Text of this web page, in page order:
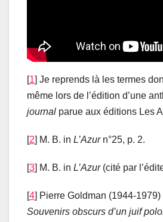
[1] Je reprends là les termes
même lors de l’édition d’une
journal parue aux éditions Les
[2] M. B. in L’Azurn°25, p. 2.
[3] M. B. in L’Azur(cité par
[4] Pierre Goldman (1944-1979)
Souvenirs obscurs d’un juif